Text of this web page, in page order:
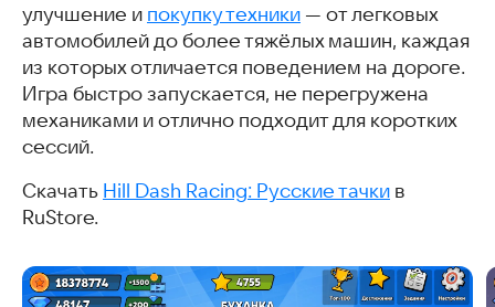
улучшение и покупку техники — от легковых
автомобилей до более тяжёлых машин, каждая
из которых отличается поведением на дороге.
Игра быстро запускается, не перегружена
механиками и отлично подходит для коротких
сессий.
Скачать Hill Dash Racing: Русские тачки в
RuStore.